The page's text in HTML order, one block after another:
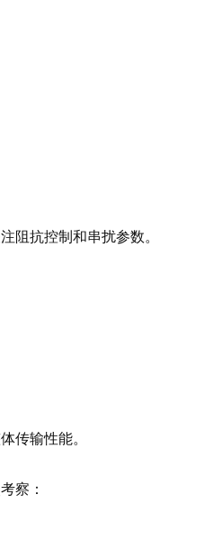
阻抗控制和串扰参数。
传输性能。
察：